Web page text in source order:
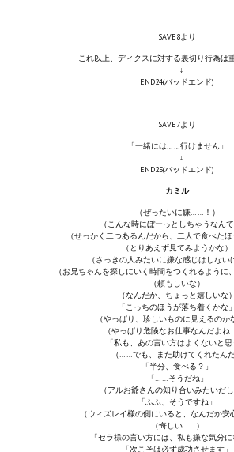
SAVE8より
これ以上、ディクスに対する裏切り行為は
↓
END24(バッドエンド)
SAVE7より
「一緒には……行けません」
↓
END25(バッドエンド)
カミル
（ぜったいに嫌……！）
（こんな時にぼーっとしちゃうなん
（せっかく二つあるんだから、二人で食べたほ
（とりあえず見てみようかな）
（さっきの人みたいに嫌な感じはしない
（お兄ちゃんを探しにいく時間をつくれるように
（頼もしいな）
（なんだか、ちょっと嬉しいな）
「こっちのほうが落ち着くかな」
（やっぱり、珍しいものに見えるのか
（やっぱり危険なお仕事なんだよね
「私も、あの言い方はよくないと思
（……でも、また助けてくれたんだ
「半分、食べる？」
「……そうだね」
（アルお爺さんの知り合いみたいだ
「ふふ、そうですね」
（ウィズレイ様の側にいると、なんだか安
（悔しい……）
「セラ様の言い方には、私も嫌な気分に
「次こそは必ず成功させます」